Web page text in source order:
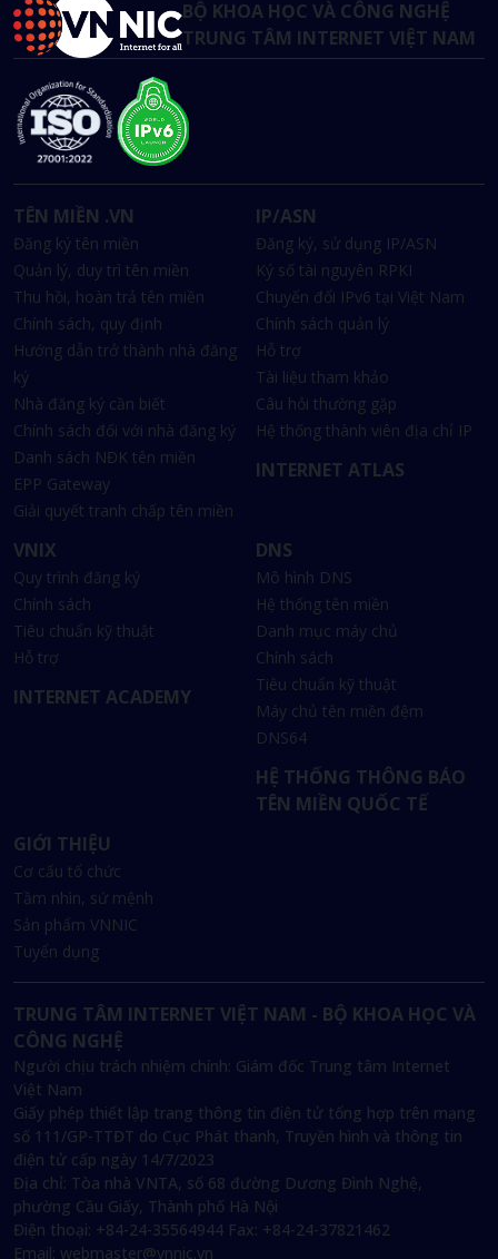
BỘ KHOA HỌC VÀ CÔNG NGHỆ
TRUNG TÂM INTERNET VIỆT NAM
TÊN MIỀN .VN
Đăng ký tên miền
Quản lý, duy trì tên miền
Thu hồi, hoàn trả tên miền
Chính sách, quy định
Hướng dẫn trở thành nhà đăng
ký
Nhà đăng ký cần biết
Chính sách đối với nhà đăng ký
Danh sách NĐK tên miền
EPP Gateway
Giải quyết tranh chấp tên miền
IP/ASN
Đăng ký, sử dụng IP/ASN
Ký số tài nguyên RPKI
Chuyển đổi IPv6 tại Việt Nam
Chính sách quản lý
Hỗ trợ
Tài liệu tham khảo
Câu hỏi thường gặp
Hệ thống thành viên địa chỉ IP
INTERNET ATLAS
VNIX
Quy trình đăng ký
Chính sách
Tiêu chuẩn kỹ thuật
Hỗ trợ
INTERNET ACADEMY
DNS
Mô hình DNS
Hệ thống tên miền
Danh mục máy chủ
Chính sách
Tiêu chuẩn kỹ thuật
Máy chủ tên miền đệm
DNS64
HỆ THỐNG THÔNG BÁO
TÊN MIỀN QUỐC TẾ
GIỚI THIỆU
Cơ cấu tổ chức
Tầm nhìn, sứ mệnh
Sản phẩm VNNIC
Tuyển dụng
TRUNG TÂM INTERNET VIỆT NAM - BỘ KHOA HỌC VÀ
CÔNG NGHỆ
Người chịu trách nhiệm chính: Giám đốc Trung tâm Internet
Việt Nam
Giấy phép thiết lập trang thông tin điện tử tổng hợp trên mạng
số 111/GP-TTĐT do Cục Phát thanh, Truyền hình và thông tin
điện tử cấp ngày 14/7/2023
Địa chỉ: Tòa nhà VNTA, số 68 đường Dương Đình Nghệ,
phường Cầu Giấy, Thành phố Hà Nội
Điện thoại: +84-24-35564944 Fax: +84-24-37821462
Email: webmaster@vnnic.vn